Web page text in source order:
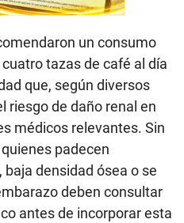
un consumo
tazas de café al día
que, según diversos
riesgo de daño renal en
médicos relevantes. Sin
padecen
densidad ósea o se
deben consultar
antes de incorporar esta